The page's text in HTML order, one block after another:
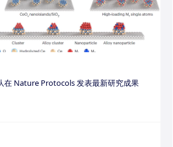
在 Nature Protocols 发表最新研究成果